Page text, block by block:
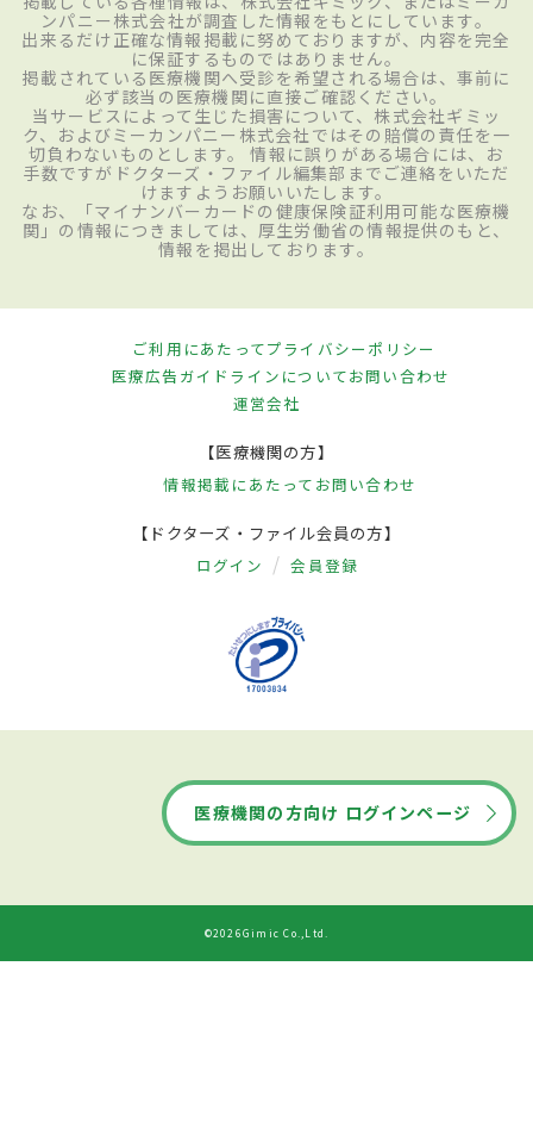
ンパニー株式会社が調査した情報をもとにしています。
出来るだけ正確な情報掲載に努めておりますが、内容を完全
に保証するものではありません。
掲載されている医療機関へ受診を希望される場合は、事前に
必ず該当の医療機関に直接ご確認ください。
当サービスによって生じた損害について、株式会社ギミッ
ク、およびミーカンパニー株式会社ではその賠償の責任を一
切負わないものとします。 情報に誤りがある場合には、お
手数ですがドクターズ・ファイル編集部までご連絡をいただ
けますようお願いいたします。
なお、「マイナンバーカードの健康保険証利用可能な医療機
関」の情報につきましては、厚生労働省の情報提供のもと、
情報を掲出しております。
ご利用にあたってプライバシーポリシー
医療広告ガイドラインについてお問い合わせ
運営会社
【医療機関の方】
情報掲載にあたって お問い合わせ
【ドクターズ・ファイル会員の方】
ログイン 会員登録
医療機関の方向け ログインページ
©2026Gimic Co.,Ltd.